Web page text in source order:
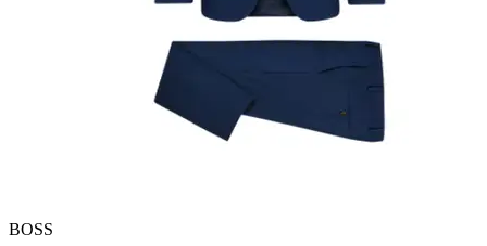
BOSS